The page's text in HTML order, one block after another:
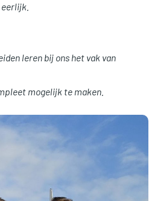
leren bij ons het vak van
mogelijk te maken.